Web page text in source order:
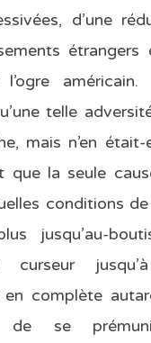
d’une
étrangers
telle
mais n’en était-
que la seule
conditions
jusqu’au-
curseur
en complète
de se